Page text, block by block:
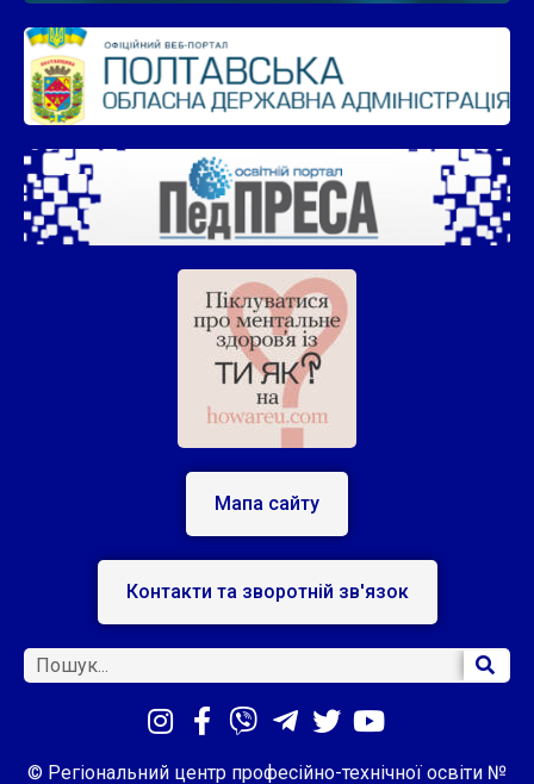
Мапа сайту
Контакти та зворотній зв'язок
© Регіональний центр професійно-технічної освіти №